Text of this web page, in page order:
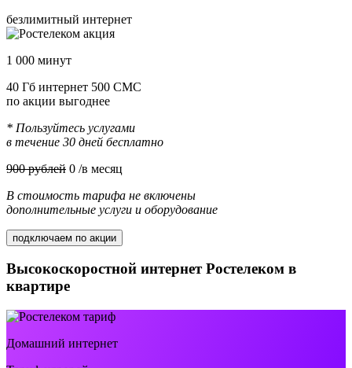
безлимитный интернет
1 000 минут
40 Гб интернет 500 СМС
по акции выгоднее
* Пользуйтесь услугами
в течение 30 дней бесплатно
900 рублей 0 /в месяц
В стоимость тарифа не включены
дополнительные услуги и оборудование
подключаем по акции
Высокоскоростной интернет Ростелеком в
квартире
Домашний интернет